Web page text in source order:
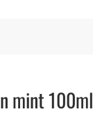
mint 100ml